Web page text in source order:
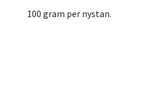
100 gram per nystan.